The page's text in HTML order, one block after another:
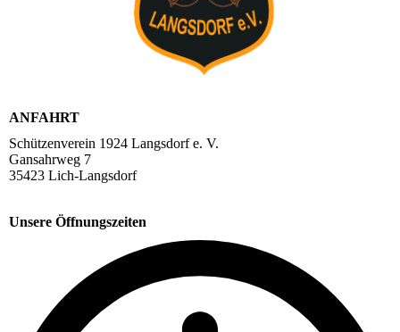
ANFAHRT
Schützenverein 1924 Langsdorf e. V.
Gansahrweg 7
35423 Lich-Langsdorf
Unsere Öffnungszeiten